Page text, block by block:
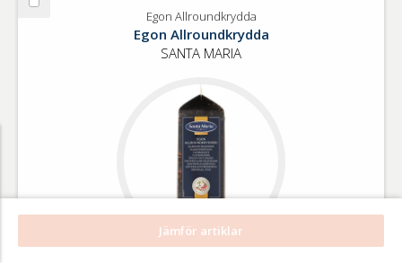
Välj
Egon Allroundkrydda
Egon Allroundkrydda
SANTA MARIA
Jämför artiklar